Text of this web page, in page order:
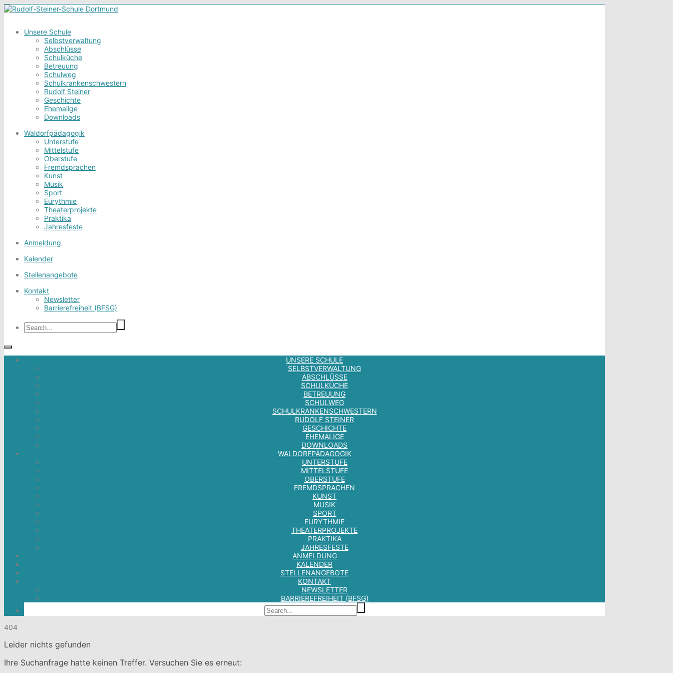
Unsere Schule
Selbstverwaltung
Abschlüsse
Schulküche
Betreuung
Schulweg
Schulkrankenschwestern
Rudolf Steiner
Geschichte
Ehemalige
Downloads
Waldorfpädagogik
Unterstufe
Mittelstufe
Oberstufe
Fremdsprachen
Kunst
Musik
Sport
Eurythmie
Theaterprojekte
Praktika
Jahresfeste
Anmeldung
Kalender
Stellenangebote
Kontakt
Newsletter
Barrierefreiheit (BFSG)
UNSERE SCHULE
SELBSTVERWALTUNG
ABSCHLÜSSE
SCHULKÜCHE
BETREUUNG
SCHULWEG
SCHULKRANKENSCHWESTERN
RUDOLF STEINER
GESCHICHTE
EHEMALIGE
DOWNLOADS
WALDORFPÄDAGOGIK
UNTERSTUFE
MITTELSTUFE
OBERSTUFE
FREMDSPRACHEN
KUNST
MUSIK
SPORT
EURYTHMIE
THEATERPROJEKTE
PRAKTIKA
JAHRESFESTE
ANMELDUNG
KALENDER
STELLENANGEBOTE
KONTAKT
NEWSLETTER
BARRIEREFREIHEIT (BFSG)
404
Leider nichts gefunden
Ihre Suchanfrage hatte keinen Treffer. Versuchen Sie es erneut: